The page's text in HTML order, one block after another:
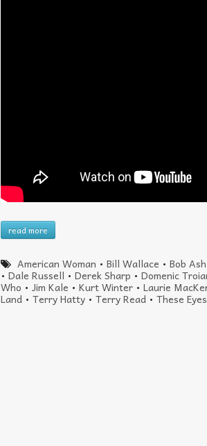
read more
American Woman • Bill Wallace • Bob
•Dale Russell •Derek Sharp •Domenic
Who •Jim Kale •Kurt Winter •Laurie
Land •Terry Hatty •Terry Read •These Eyes